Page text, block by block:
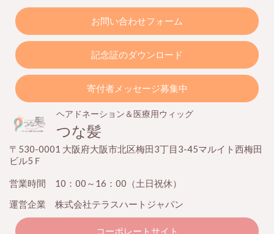
お問い合わせフォーム
記念証のダウンロード
寄付者メッセージ募集中
ヘアドネーション＆医療用ウィッグ
つな髪
〒530-0001 大阪府大阪市北区梅田3丁目3-45マルイト西梅田
ビル5Ｆ
営業時間 10：00～16：00（土日祝休）
運営企業 株式会社テラスハートジャパン
コーポレートサイト